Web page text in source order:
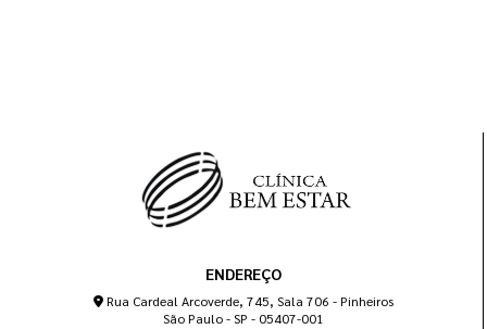
ENDEREÇO
Rua Cardeal Arcoverde, 745, Sala 706 - Pinheiros
São Paulo - SP - 05407-001